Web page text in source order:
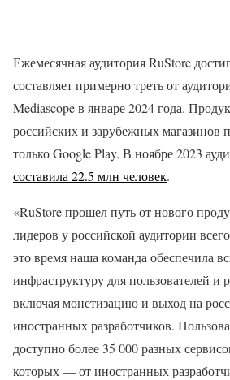
Ежемесячная аудитория RuStore
составляет примерно треть от
Mediascope в январе 2024 года.
российских и зарубежных магазинов
только Google Play. В ноябре 2023
составила 22.5 млн человек.
«RuStore прошел путь от нового
лидеров у российской аудитории
это время наша команда обеспечила
инфраструктуру для пользователей и
включая монетизацию и выход на
иностранных разработчиков.
доступно более 35 000 разных
которых — от иностранных